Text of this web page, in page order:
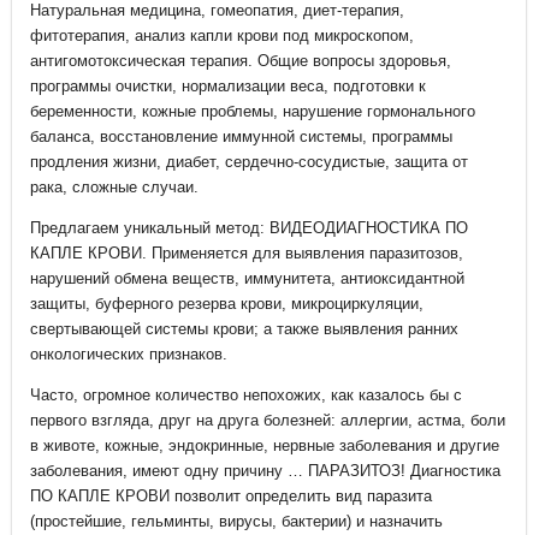
Натуральная медицина, гомеопатия, диет-терапия,
фитотерапия, анализ капли крови под микроскопом,
антигомотоксическая терапия. Общие вопросы здоровья,
программы очистки, нормализации веса, подготовки к
беременности, кожные проблемы, нарушение гормонального
баланса, восстановление иммунной системы, программы
продления жизни, диабет, сердечно-сосудистые, защита от
рака, сложные случаи.
Предлагаем уникальный метод: ВИДЕОДИАГНОСТИКА ПО
КАПЛЕ КРОВИ. Применяется для выявления паразитозов,
нарушений обмена веществ, иммунитета, антиоксидантной
защиты, буферного резерва крови, микроциркуляции,
свертывающей системы крови; а также выявления ранних
онкологических признаков.
Часто, огромное количество непохожих, как казалось бы с
первого взгляда, друг на друга болезней: аллергии, астма, боли
в животе, кожные, эндокринные, нервные заболевания и другие
заболевания, имеют одну причину … ПАРАЗИТОЗ! Диагностика
ПО КАПЛЕ КРОВИ позволит определить вид паразита
(простейшие, гельминты, вирусы, бактерии) и назначить